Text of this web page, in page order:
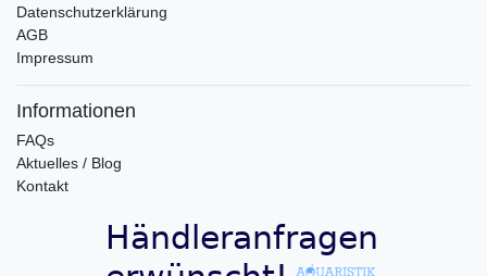
Datenschutzerklärung
AGB
Impressum
Informationen
FAQs
Aktuelles / Blog
Kontakt